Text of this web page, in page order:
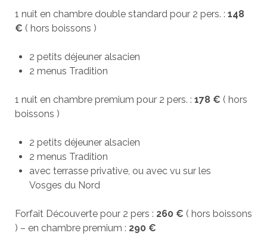
1 nuit en chambre double standard pour 2 pers. : 148
€ ( hors boissons )
2 petits déjeuner alsacien
2 menus Tradition
1 nuit en chambre premium pour 2 pers. : 178 € ( hors
boissons )
2 petits déjeuner alsacien
2 menus Tradition
avec terrasse privative, ou avec vu sur les
Vosges du Nord
Forfait Découverte pour 2 pers : 260 € ( hors boissons
) – en chambre premium : 290 €